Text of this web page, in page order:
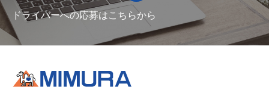
ドライバーへの応募はこちらから